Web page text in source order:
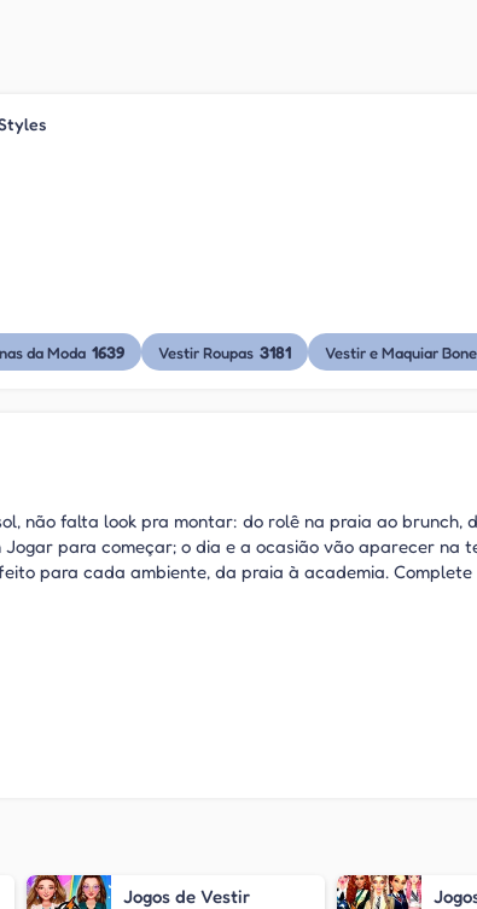
da Moda 1639 Vestir Roupas 3181 Vestir e Maquiar
não falta look pra montar: do rolê na praia ao brunch,
Jogar para começar; o dia e a ocasião vão aparecer na
para cada ambiente, da praia à academia. Complete
Jogos de Vestir